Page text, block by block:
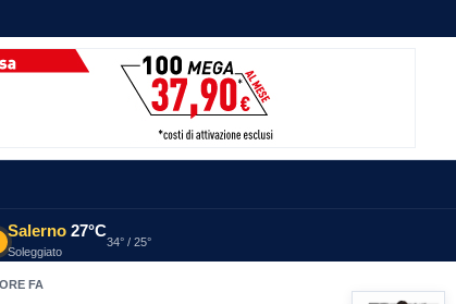
Salerno 27°C
Soleggiato
34° / 25°
FA